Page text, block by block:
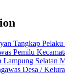
Tangkap
Pemilu
Selatan
Desa /